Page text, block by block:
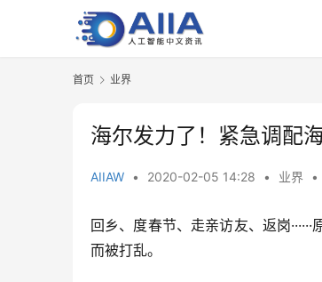
首页 业界
海尔发力了！紧急调配
AIIAW • 2020-02-05 14:28 • 业界 •
回乡、度春节、走亲访友、返岗
而被打乱。